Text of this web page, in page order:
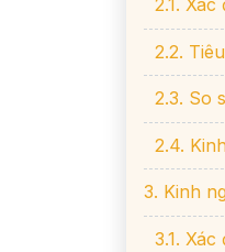
2.2.
2.3. So
2.4.
3. Kinh
3.1.